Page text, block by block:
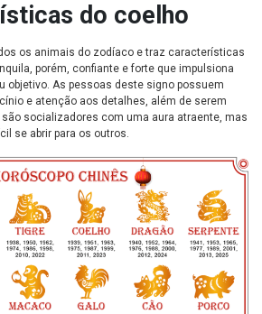
do coelho
os animais do zodíaco e traz características
porém, confiante e forte que impulsiona
objetivo. As pessoas deste signo possuem
e atenção aos detalhes, além de serem
socializadores com uma aura atraente, mas
se abrir para os outros.